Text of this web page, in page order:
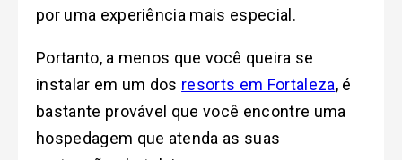
por uma experiência mais especial.
Portanto, a menos que você queira se
instalar em um dos resorts em Fortaleza, é
bastante provável que você encontre uma
hospedagem que atenda as suas